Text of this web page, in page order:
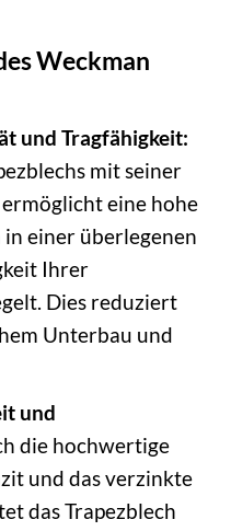
Weckman
und Tragfähigkeit:
mit seiner
eine hohe
in einer überlegenen
Ihrer
Dies reduziert
Unterbau und
und
die hochwertige
und das verzinkte
das Trapezblech